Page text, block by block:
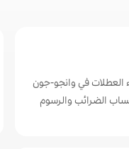
العطلات في وانجو-جون